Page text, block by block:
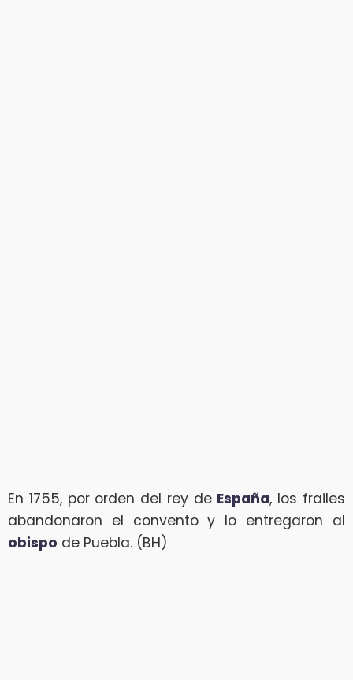
En 1755, por orden del rey de España, los frailes
abandonaron el convento y lo entregaron al
obispo de Puebla. (BH)